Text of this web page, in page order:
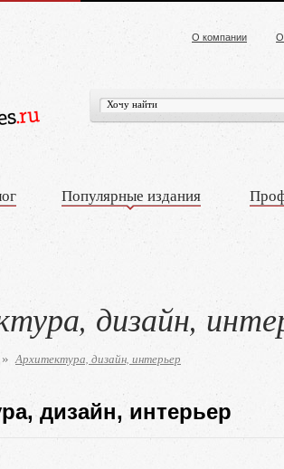
О компании
Популярные издания
дизайн,
» Архитектура, дизайн, интерьер
дизайн, интерьер